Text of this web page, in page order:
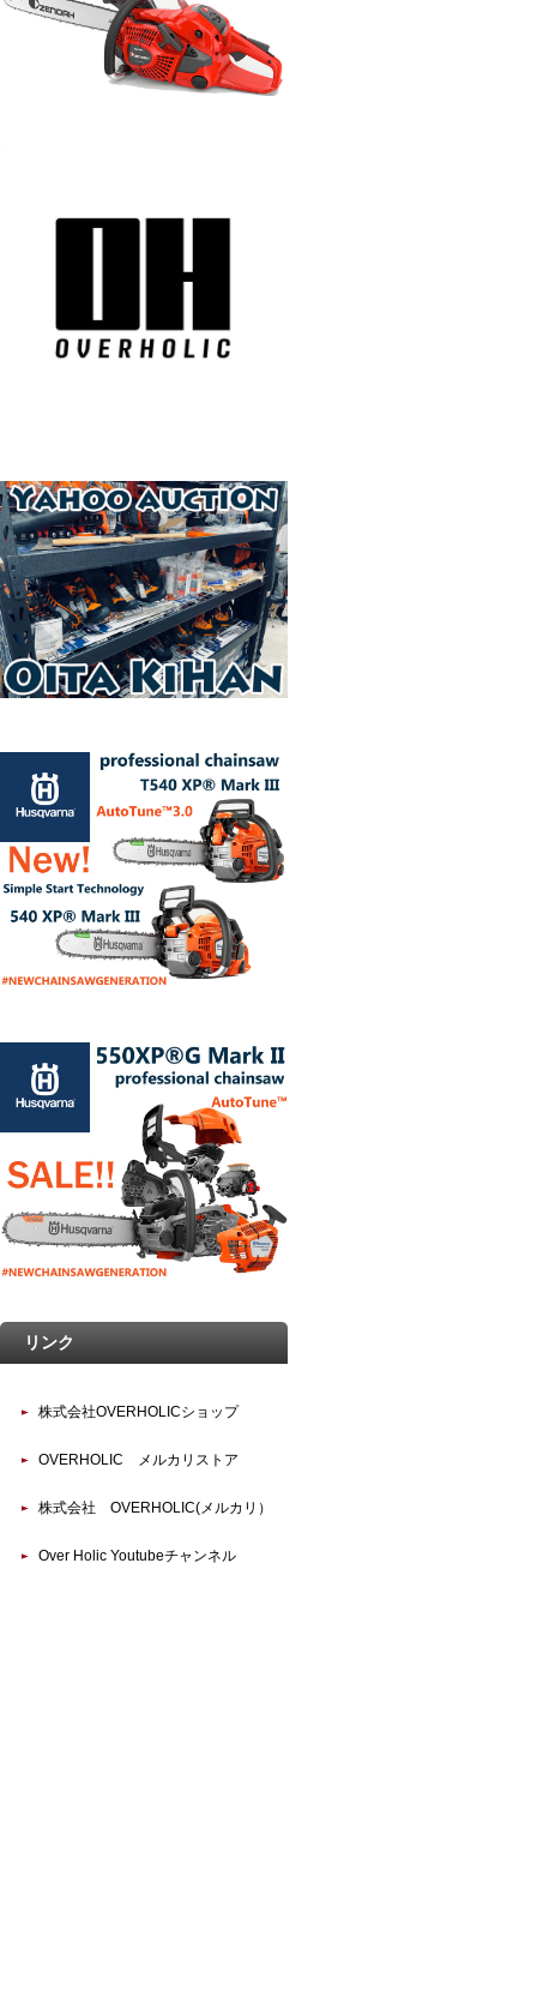
リンク
株式会社OVERHOLICショップ
OVERHOLIC メルカリストア
株式会社 OVERHOLIC(メルカリ）
Over Holic Youtubeチャンネル